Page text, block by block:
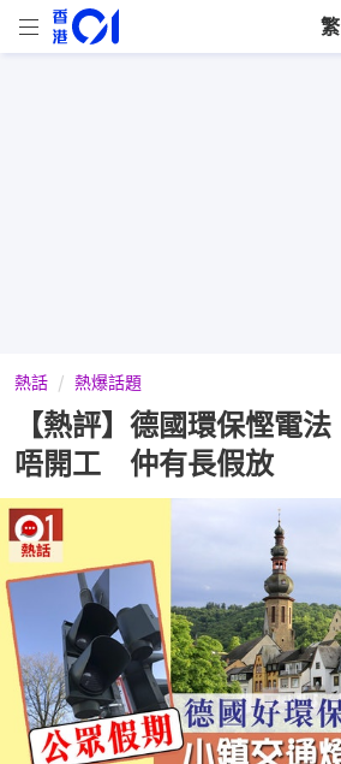
繁
熱話 熱爆話題
【熱評】德國環保慳電
唔開工 仲有長假放